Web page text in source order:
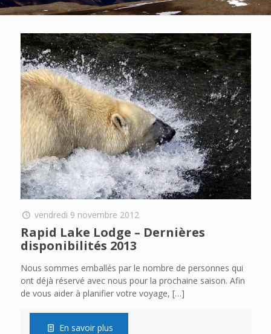
vendredi 9 novembre 2012
Rapid Lake Lodge – Dernières
disponibilités 2013
Nous sommes emballés par le nombre de personnes qui
ont déjà réservé avec nous pour la prochaine saison. Afin
de vous aider à planifier votre voyage, […]
En savoir plus